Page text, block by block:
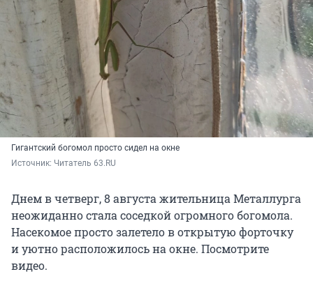
Гигантский богомол просто сидел на окне
Источник: Читатель 63.RU
Днем в четверг, 8 августа жительница Металлурга
неожиданно стала соседкой огромного богомола.
Насекомое просто залетело в открытую форточку
и уютно расположилось на окне. Посмотрите
видео.